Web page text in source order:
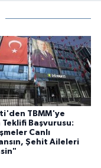
TBMM'ye
Teklifi Başvurusu:
Canlı
Şehit Aileleri